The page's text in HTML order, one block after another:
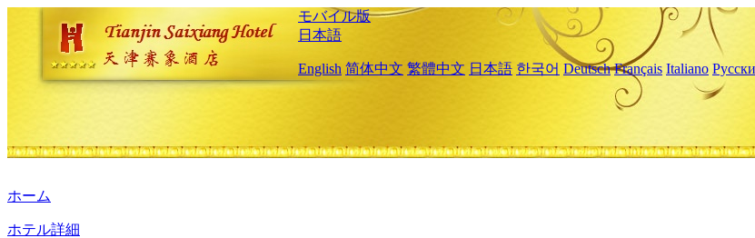
モバイル版
日本語
English 简体中文 繁體中文 日本語 한국어 Deutsch Français Italiano
ホーム
ホテル詳細